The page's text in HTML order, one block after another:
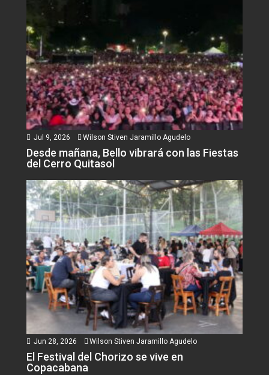
Jul 9, 2026 Wilson Stiven Jaramillo Agudelo
Desde mañana, Bello vibrará con las Fiestas
del Cerro Quitasol
Jun 28, 2026 Wilson Stiven Jaramillo Agudelo
El Festival del Chorizo se vive en
Copacabana